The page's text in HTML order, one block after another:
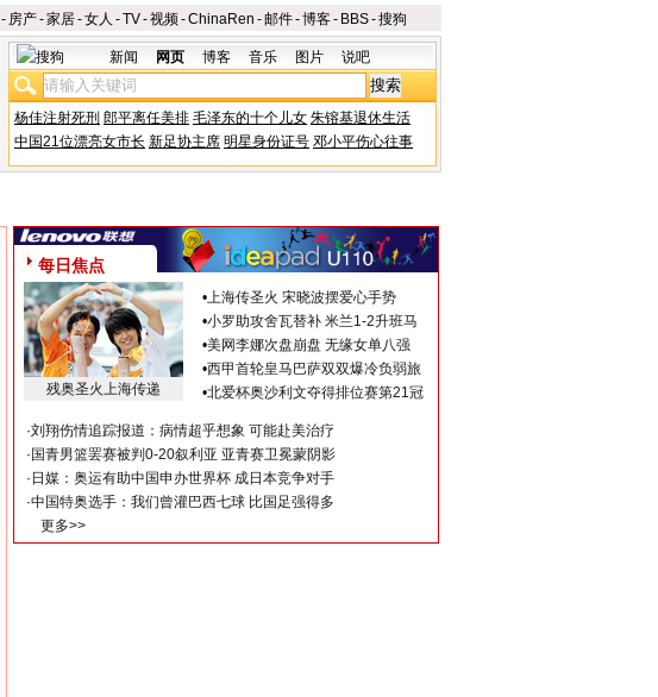
- 房产-家居-女人 -TV-视频-ChinaRen -邮件-博客- BBS-搜狗
新闻 网页 博客 音乐 图片 说吧
杨佳注射死刑 郎平离任美排 毛泽东的十个儿女 朱镕基退休生活
中国21位漂亮女市长 新足协主席 明星身份证号 邓小平伤心往事
每日焦点
残奥圣火上海传递
•上海传圣火 宋晓波摆爱心手势
•小罗助攻舍瓦替补 米兰1-2升班马
•美网李娜次盘崩盘 无缘女单八强
•西甲首轮皇马巴萨双双爆冷负弱旅
•北爱杯奥沙利文夺得排位赛第21冠
·刘翔伤情追踪报道：病情超乎想象 可能赴美治疗
· 国青男篮罢赛被判0-20叙利亚 亚青赛卫冕蒙阴影
· 日媒：奥运有助中国申办世界杯 成日本竞争对手
·中国特奥选手：我们曾灌巴西七球 比国足强得多
更多>>